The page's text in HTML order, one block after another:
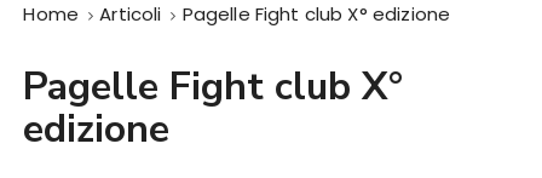
Home Articoli Pagelle Fight club X° edizione
Pagelle Fight club X°
edizione